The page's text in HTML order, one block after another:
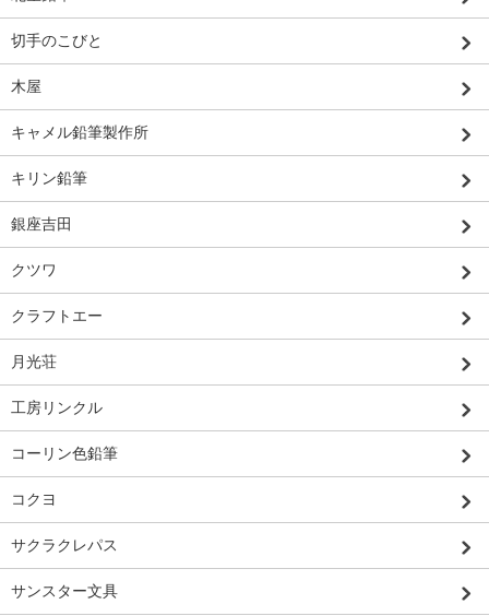
切手のこびと
木屋
キャメル鉛筆製作所
キリン鉛筆
銀座吉田
クツワ
クラフトエー
月光荘
工房リンクル
コーリン色鉛筆
コクヨ
サクラクレパス
サンスター文具